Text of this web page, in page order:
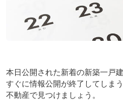
本日公開された新着の新築一戸
すぐに情報公開が終了してしま
不動産で見つけましょう。